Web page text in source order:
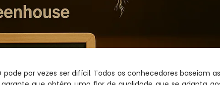
pode por vezes ser difícil. Todos os conhecedores baseiam